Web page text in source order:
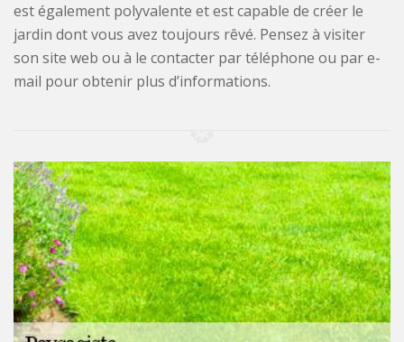
est également polyvalente et est capable de créer le
jardin dont vous avez toujours rêvé. Pensez à visiter
son site web ou à le contacter par téléphone ou par e-
mail pour obtenir plus d’informations.